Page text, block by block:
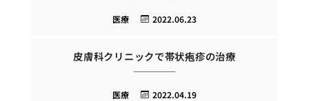
2022.06.23
医療
皮膚科クリニックで帯状疱疹の治療
2022.04.19
医療